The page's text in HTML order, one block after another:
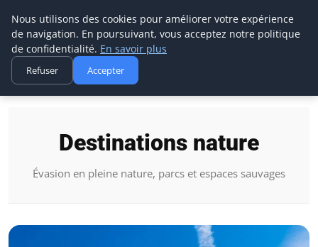
Camping Amour Dariege
Accueil Destinations nature
Destinations nature
Évasion en pleine nature, parcs et espaces sauvages
Nous utilisons des cookies pour améliorer votre expérience
de navigation. En poursuivant, vous acceptez notre politique
de confidentialité. En savoir plus
Refuser Accepter